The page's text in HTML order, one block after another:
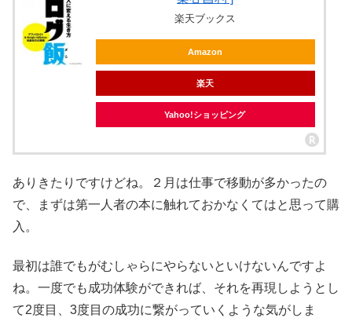
楽天ブックス
Amazon
楽天
Yahoo!ショッピング
ありきたりですけどね。２月は仕事で移動が多かったの
で、まずは第一人者の本に触れておかなくてはと思って購
入。
最初は誰でもがむしゃらにやらないといけないんですよ
ね。一度でも成功体験ができれば、それを再現しようとし
て2度目、3度目の成功に繋がっていくような気がしま